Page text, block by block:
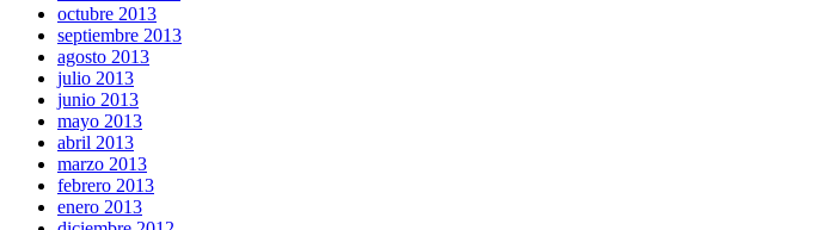
octubre 2013
septiembre 2013
agosto 2013
julio 2013
junio 2013
mayo 2013
abril 2013
marzo 2013
febrero 2013
enero 2013